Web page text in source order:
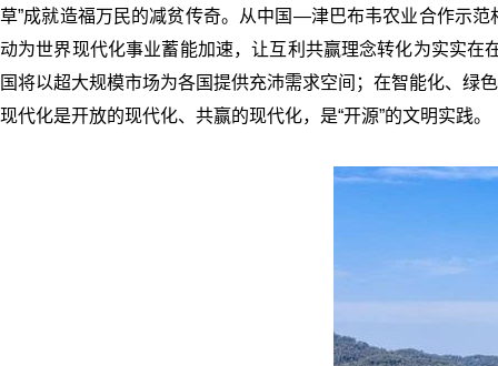
草”成就造福万民的减贫传奇。从中国—津巴布韦农业合作示
动为世界现代化事业蓄能加速，让互利共赢理念转化为实实在
国将以超大规模市场为各国提供充沛需求空间；在智能化、绿
现代化是开放的现代化、共赢的现代化，是“开源”的文明实践。